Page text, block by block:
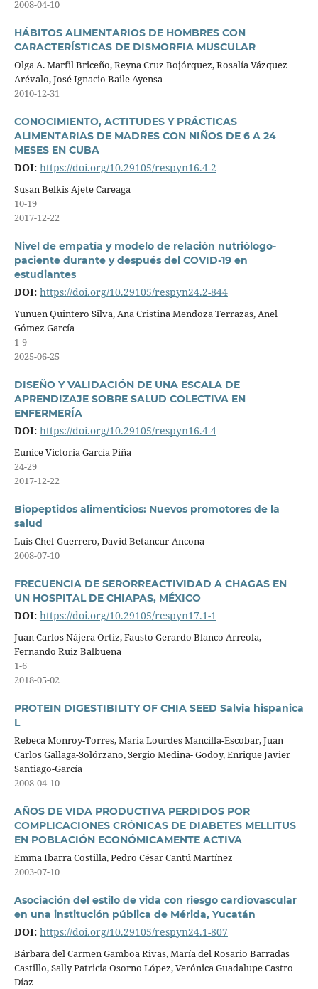
2008-04-10
HÁBITOS ALIMENTARIOS DE HOMBRES CON
CARACTERÍSTICAS DE DISMORFIA MUSCULAR
Olga A. Marfil Briceño, Reyna Cruz Bojórquez, Rosalía Vázquez
Arévalo, José Ignacio Baile Ayensa
2010-12-31
CONOCIMIENTO, ACTITUDES Y PRÁCTICAS
ALIMENTARIAS DE MADRES CON NIÑOS DE 6 A 24
MESES EN CUBA
DOI: https://doi.org/10.29105/respyn16.4-2
Susan Belkis Ajete Careaga
10-19
2017-12-22
Nivel de empatía y modelo de relación nutriólogo-
paciente durante y después del COVID-19 en
estudiantes
DOI: https://doi.org/10.29105/respyn24.2-844
Yunuen Quintero Silva, Ana Cristina Mendoza Terrazas, Anel
Gómez García
1-9
2025-06-25
DISEÑO Y VALIDACIÓN DE UNA ESCALA DE
APRENDIZAJE SOBRE SALUD COLECTIVA EN
ENFERMERÍA
DOI: https://doi.org/10.29105/respyn16.4-4
Eunice Victoria García Piña
24-29
2017-12-22
Biopeptidos alimenticios: Nuevos promotores de la
salud
Luis Chel-Guerrero, David Betancur-Ancona
2008-07-10
FRECUENCIA DE SERORREACTIVIDAD A CHAGAS EN
UN HOSPITAL DE CHIAPAS, MÉXICO
DOI: https://doi.org/10.29105/respyn17.1-1
Juan Carlos Nájera Ortiz, Fausto Gerardo Blanco Arreola,
Fernando Ruiz Balbuena
1-6
2018-05-02
PROTEIN DIGESTIBILITY OF CHIA SEED Salvia hispanica
L
Rebeca Monroy-Torres, Maria Lourdes Mancilla-Escobar, Juan
Carlos Gallaga-Solórzano, Sergio Medina- Godoy, Enrique Javier
Santiago-García
2008-04-10
AÑOS DE VIDA PRODUCTIVA PERDIDOS POR
COMPLICACIONES CRÓNICAS DE DIABETES MELLITUS
EN POBLACIÓN ECONÓMICAMENTE ACTIVA
Emma Ibarra Costilla, Pedro César Cantú Martínez
2003-07-10
Asociación del estilo de vida con riesgo cardiovascular
en una institución pública de Mérida, Yucatán
DOI: https://doi.org/10.29105/respyn24.1-807
Bárbara del Carmen Gamboa Rivas, María del Rosario Barradas
Castillo, Sally Patricia Osorno López, Verónica Guadalupe Castro
Díaz